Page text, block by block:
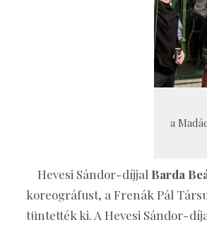
a
Hevesi Sándor-díjjal Barda
koreográfust, a Frenák Pál
tüntették ki. A Hevesi Sándor-